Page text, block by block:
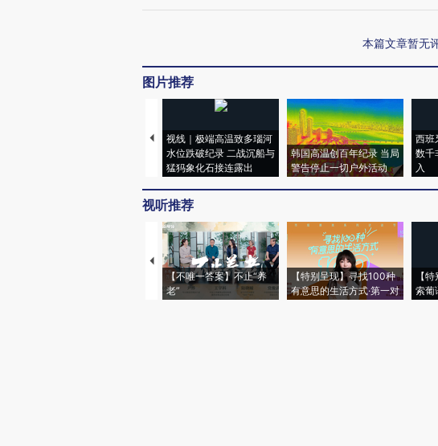
本篇文章暂无
图片推荐
视线｜极端高温致多瑙河
水位跌破纪录 二战沉船与
猛犸象化石接连露出
韩国高温创百年纪录 当局
警告停止一切户外活动
西班
数千
入
视听推荐
【不唯一答案】不止“养
老”
【特别呈现】寻找100种
有意思的生活方式·第一对
【
索葡